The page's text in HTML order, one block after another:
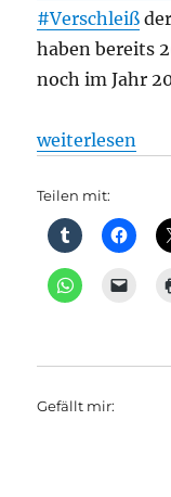
#Verschleiß
haben bereits
noch im Jahr
„Quo vadis
weiterlesen
Teilen mit:
Gefällt mir: